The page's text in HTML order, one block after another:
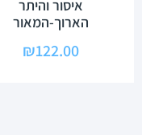
איסור והיתר
הארוך-המאור
₪122.00